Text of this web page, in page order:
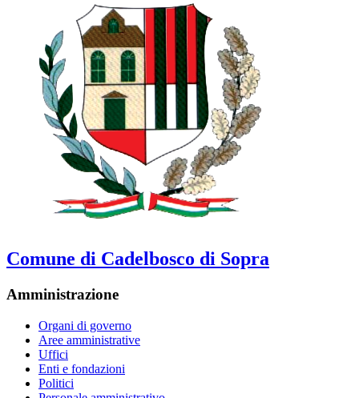
Comune di Cadelbosco di Sopra
Amministrazione
Organi di governo
Aree amministrative
Uffici
Enti e fondazioni
Politici